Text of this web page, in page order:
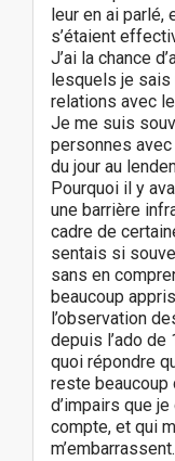
leur en ai parlé,
s’étaient
J’ai la chance
lesquels je
relations avec
Je me suis
personnes avec
du jour au
Pourquoi il y
une barrière
cadre de
sentais si
sans en
beaucoup
l’observation
depuis l’ado
quoi répondre
reste beaucoup
d’impairs que
compte, et qui
m’embarrassent.